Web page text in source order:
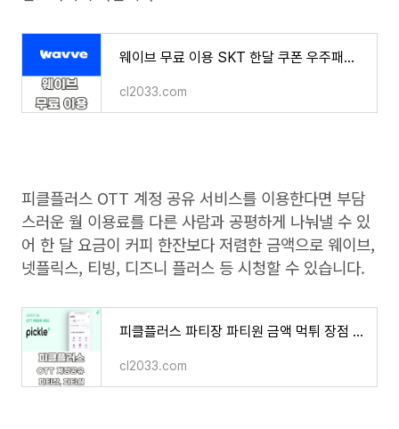
웨이브 무료 이용 SKT 한달 쿠폰 우주패스 싸게 보는 법
cl2033.com
피클플러스 OTT 계정 공유 서비스를 이용한다면 부담
스러운 월 이용료를 다른 사람과 공평하게 나눠낼 수 있
어 한 달 요금이 커피 한잔보다 저렴한 금액으로 웨이브,
넷플릭스, 티빙, 디즈니 플러스 등 시청할 수 있습니다.
피클플러스 파티장 파티원 금액 먹튀 장점 단점 OTT 계정 공유 서비스 2분 만에 알아보기
cl2033.com